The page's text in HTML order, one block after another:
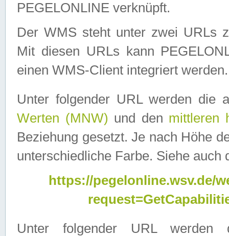
PEGELONLINE verknüpft.
Der WMS steht unter zwei URLs
Mit diesen URLs kann
einen WMS-Client integriert werden.
Unter folgender URL werden die
Werten (MNW) und den mittleren
Beziehung gesetzt. Je nach Höhe
unterschiedliche Farbe. Siehe auch
https://pegelonline.wsv.de/
Unter folgender URL